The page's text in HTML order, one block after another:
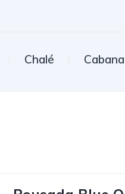
Chalé Cabana